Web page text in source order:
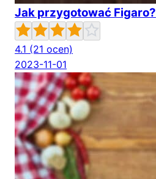
Jak przygotować Figaro?
4.1 (21 ocen)
2023-11-01